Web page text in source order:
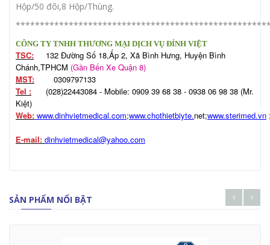
Hộp/50 đôi,8 Hộp/Thùng.
CÔNG TY TNHH THƯƠNG MẠI DỊCH VỤ ĐỈNH VIỆT
TSC: 132 Đường Số 18,Ấp 2, Xã Bình Hưng, Huyện Bình
Chánh,TPHCM (Gần Bến Xe Quận 8)
MST: 0309797133
Tel : (028)22443084 - Mobile: 0909 39 68 38 - 0938 06 98 38 (Mr.
Kiệt)
Web: www.dinhvietmedical.com;www.chothietbiyte.net;www.sterimed.vn
E-mail: dinhvietmedical@yahoo.com
SẢN PHẨM NỔI BẬT